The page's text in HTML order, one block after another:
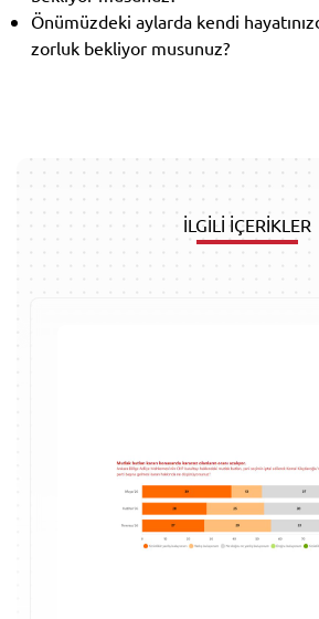
Önümüzdeki aylarda kendi
zorluk bekliyor musunuz?
İLGİLİ İÇERİKLER